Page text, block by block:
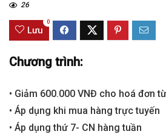
26
Lưu
0
Chương trình:
• Giảm 600.000 VNĐ cho hoá đơn
• Áp dụng khi mua hàng trực tuyến
• Áp dụng thứ 7- CN hàng tuần